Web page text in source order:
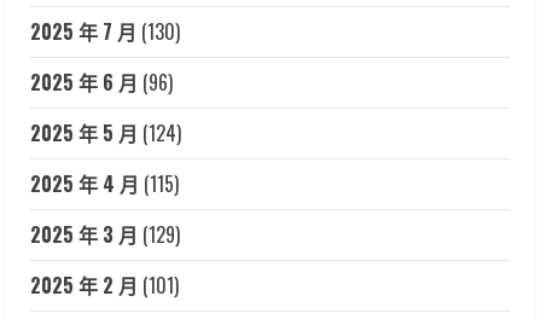
2025 年 7 月 (130)
2025 年 6 月 (96)
2025 年 5 月 (124)
2025 年 4 月 (115)
2025 年 3 月 (129)
2025 年 2 月 (101)